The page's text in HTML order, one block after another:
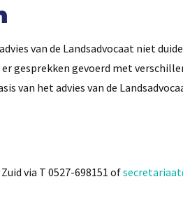
van de Landsadvocaat niet
gesprekken gevoerd met
van het advies van de
via T 0527-698151 of